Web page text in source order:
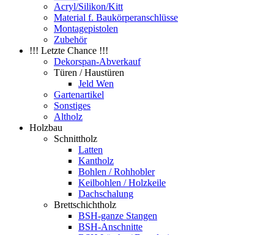
Acryl/Silikon/Kitt
Material f. Baukörperanschlüsse
Montagepistolen
Zubehör
!!! Letzte Chance !!!
Dekorspan-Abverkauf
Türen / Haustüren
Jeld Wen
Gartenartikel
Sonstiges
Altholz
Holzbau
Schnittholz
Latten
Kantholz
Bohlen / Rohhobler
Keilbohlen / Holzkeile
Dachschalung
Brettschichtholz
BSH-ganze Stangen
BSH-Anschnitte